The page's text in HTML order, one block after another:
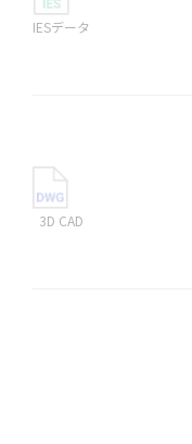
IESデータ
3D CAD